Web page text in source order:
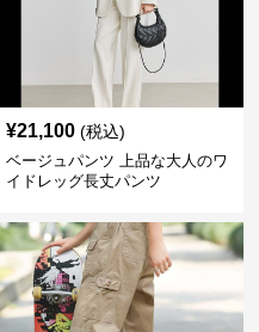
¥21,100 (税込)
ベージュパンツ 上品な大人のワ
イドレッグ長丈パンツ